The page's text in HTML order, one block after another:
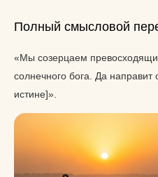
Полный смысловой
«Мы созерцаем
солнечного бога. Да
истине]».